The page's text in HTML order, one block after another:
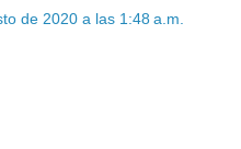
de 2020 a las 1:48 a.m.